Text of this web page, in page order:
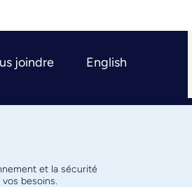
joindre English
et la sécurité
besoins.